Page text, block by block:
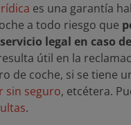
es una garantía
a todo riesgo que
legal en caso
útil en la
de coche, si se tiene
sin seguro, etcétera.
.